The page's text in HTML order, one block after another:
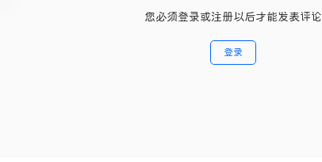
您必须登录或注册以后才能发表评论
登录